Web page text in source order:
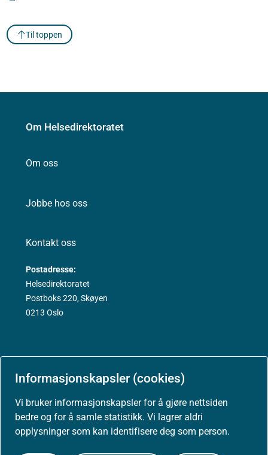
Informasjonskapsler (cookies)
Vi bruker informasjonskapsler for å gjøre nettsiden
bedre og for å samle statistikk. Vi lagrer aldri
opplysninger som kan identifisere deg som person.
Til toppen
Om Helsedirektoratet
Om oss
Jobbe hos oss
Kontakt oss
Postadresse:
Helsedirektoratet
Postboks 220, Skøyen
0213 Oslo
Aktuelt
Nyheter